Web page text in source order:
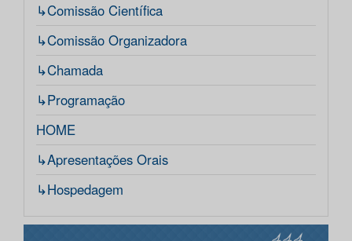
↳Comissão Científica
↳Comissão Organizadora
↳Chamada
↳Programação
HOME
↳Apresentações Orais
↳Hospedagem